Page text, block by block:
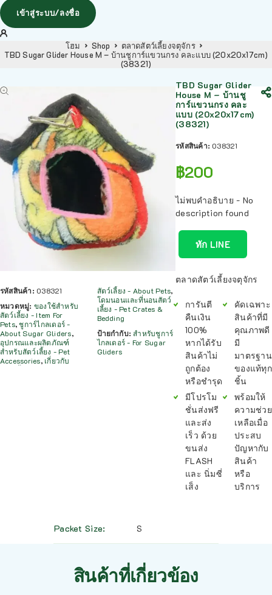
เข้าสู่ระบบ/ลงชื่อ
โฮม Shop
ตลาดสัตว์เลี้ยงจตุจักร
TBD Sugar Glider House M – บ้านชูการ์แขวนกรง คละแบบ (20x20x17cm)
(38321)
รหัสสินค้า: 038321
หมวดหมู่: ของใช้สำหรับ
สัตว์เลี้ยง - Item For
Pets,ชูการ์ไกลเดอร์ -
About Sugar Gliders,
อุปกรณและผลิตภัณฑ์
สำหรับสัตว์เลี้ยง - Pet
Accessories, เกี่ยวกับ
สัตว์เลี้ยง - About Pets,
โดมนอนและที่นอนสัตว์
เลี้ยง - Pet Crates &
Bedding
ป้ายกำกับ:สำหรับชูการ์
ไกลเดอร์ - For Sugar
Gliders
TBD Sugar Glider
House M – บ้านชู
การ์แขวนกรง คละ
แบบ (20x20x17cm)
(38321)
รหัสสินค้า: 038321
฿200
ไม่พบคำอธิบาย - No
description found
ทัก LINE
ตลาดสัตว์เลี้ยงจตุจักร
การันตี
คืนเงิน
100%
หากได้รับ
สินค้าไม่
ถูกต้อง
หรือชำรุด
มีโปรโม
ชั่นส่งฟรี
และส่ง
เร็ว ด้วย
ขนส่ง
FLASH
และ นิ่มซี่
เส็ง
คัดเฉพาะ
สินค้าที่มี
คุณภาพดี
มี
มาตรฐาน
ของแท้ทุก
ชิ้น
พร้อมให้
ความช่วย
เหลือเมื่อ
ประสบ
ปัญหากับ
สินค้า
หรือ
บริการ
Packet Size S
สินค้าที่เกี่ยวข้อง